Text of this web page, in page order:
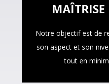
MAÎTRISE
Notre objectif est de
son aspect et son
tout en